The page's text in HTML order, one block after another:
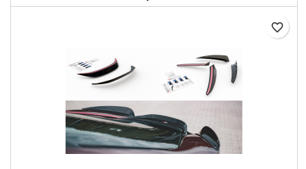
favorite_border